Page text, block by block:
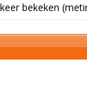
bekeken